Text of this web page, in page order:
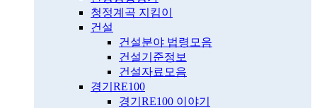
청정계곡 지킴이
건설
건설분야 법령모음
건설기준정보
건설자료모음
경기RE100
경기RE100 이야기